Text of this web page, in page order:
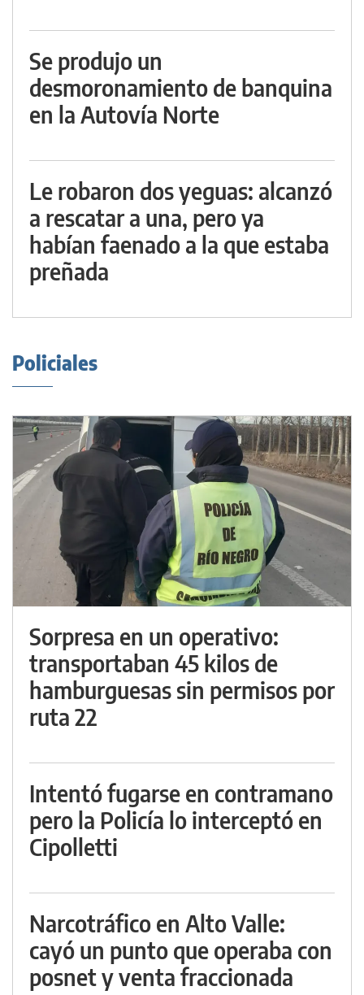
Se produjo un
desmoronamiento de banquina
en la Autovía Norte
Le robaron dos yeguas: alcanzó
a rescatar a una, pero ya
habían faenado a la que estaba
preñada
Policiales
Sorpresa en un operativo:
transportaban 45 kilos de
hamburguesas sin permisos por
ruta 22
Intentó fugarse en contramano
pero la Policía lo interceptó en
Cipolletti
Narcotráfico en Alto Valle:
cayó un punto que operaba con
posnet y venta fraccionada